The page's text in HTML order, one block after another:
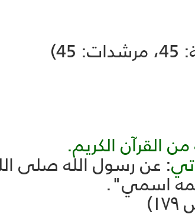
القرآن الكريم.
: عن رسول الله صلى
اسمي".